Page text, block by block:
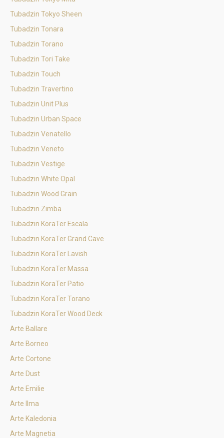
Tubadzin Tokyo Sheen
Tubadzin Tonara
Tubadzin Torano
Tubadzin Tori Take
Tubadzin Touch
Tubadzin Travertino
Tubadzin Unit Plus
Tubadzin Urban Space
Tubadzin Venatello
Tubadzin Veneto
Tubadzin Vestige
Tubadzin White Opal
Tubadzin Wood Grain
Tubadzin Zimba
Tubadzin KoraTer Escala
Tubadzin KoraTer Grand Cave
Tubadzin KoraTer Lavish
Tubadzin KoraTer Massa
Tubadzin KoraTer Patio
Tubadzin KoraTer Torano
Tubadzin KoraTer Wood Deck
Arte Ballare
Arte Borneo
Arte Cortone
Arte Dust
Arte Emilie
Arte Ilma
Arte Kaledonia
Arte Magnetia